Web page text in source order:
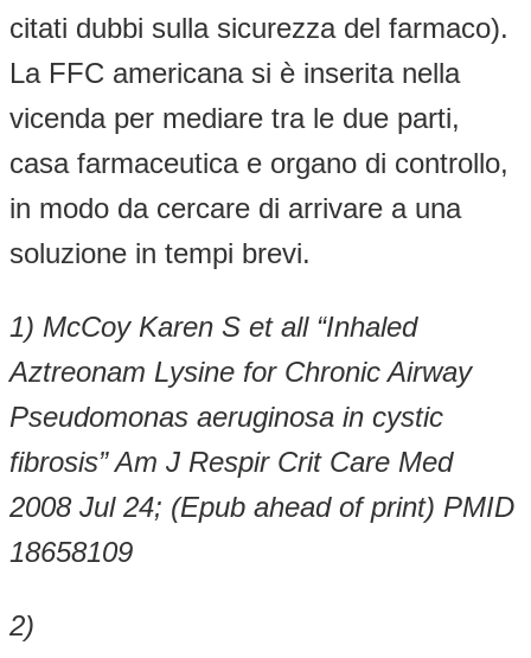
citati dubbi sulla sicurezza del farmaco).
La FFC americana si è inserita nella
vicenda per mediare tra le due parti,
casa farmaceutica e organo di controllo,
in modo da cercare di arrivare a una
soluzione in tempi brevi.
1) McCoy Karen S et all “Inhaled
Aztreonam Lysine for Chronic Airway
Pseudomonas aeruginosa in cystic
fibrosis” Am J Respir Crit Care Med
2008 Jul 24; (Epub ahead of print) PMID
18658109
2)